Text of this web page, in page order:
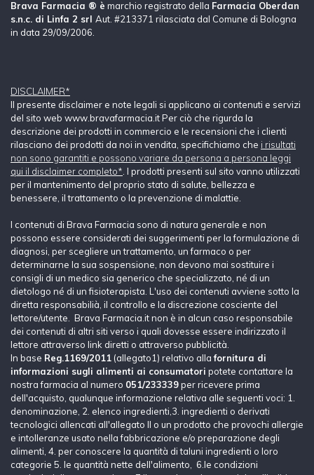
Brava Farmacia ® è marchio registrato della Farmacia Oberdan
s.n.c. di Linfa 2 srl Aut. #213371 rilasciata dal Comune di Bologna
in data 29/09/2006.
DISCLAIMER*
Il presente disclaimer e note legali si applicano ai contenuti e servizi
del sito web www.bravafarmacia.it Per ciò che rigurda la
descrizione dei prodotti in commercio e le recensioni che i clienti
rilasciano dei prodotti da noi in vendita, specifichiamo che i risultati
non sono garantiti e possono variare da persona a persona leggi
qui il disclaimer completo* . I prodotti presenti sul sito vanno utilizzati
per il mantenimento del proprio stato di salute, bellezza e
benessere, il trattamento o la prevenzione di malattie.
I contenuti di Brava Farmacia sono di natura generale e non
possono essere considerati dei suggerimenti per la formulazione di
diagnosi, per scegliere un trattamento, un farmaco o per
determinarne la sua sospensione, non devono mai sostituire i
consigli di un medico sia generico che specializzato, né di un
dietologo né di un fisioterapista. L'uso dei contenuti avviene sotto la
diretta responsabilià, il controllo e la discrezione cosciente del
lettore/utente. Brava Farmacia.it non è in alcun caso responsabile
dei contenuti di altri siti verso i quali dovesse essere indirizzato il
lettore attraverso link diretti o attraverso pubblicità.
In base Reg.1169/2011 (allegato1) relativo allafornitura di
informazioni sugli alimenti ai consumatori potete contattare la
nostra farmacia al numero 051/233339per ricevere prima
dell'acquisto, qualunque informazione relativa alle seguenti voci: 1.
denominazione, 2. elenco ingredienti,3. ingredienti o derivati
tecnologici allencati all'allegato II o un prodotto che provochi allergie
e intolleranze usato nella fabbricazione e/o preparazione degli
alimenti, 4. per conoscere la quantità di taluni ingredienti o loro
categorie 5. le quantità nette dell'alimento, 6.le condizioni